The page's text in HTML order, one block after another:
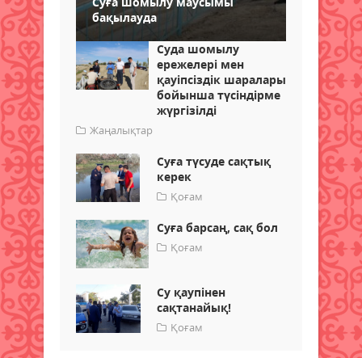
бақылауда
Суда шомылу
ережелері мен
қауіпсіздік шаралары
бойынша түсіндірме
жүргізілді
Жаңалықтар
Суға түсуде сақтық
керек
Қоғам
Суға барсаң, сақ бол
Қоғам
Су қаупінен
сақтанайық!
Қоғам